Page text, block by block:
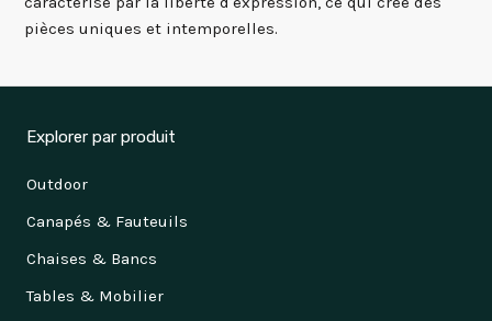
pièces uniques et intemporelles.
Explorer par produit
Outdoor
Canapés & Fauteuils
Chaises & Bancs
Tables & Mobilier